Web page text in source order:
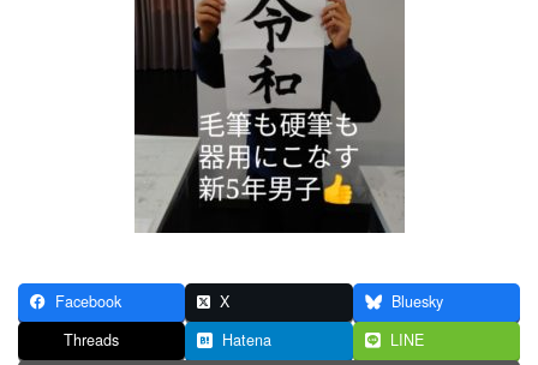
Facebook X
Bluesky
Threads
Hatena
LINE